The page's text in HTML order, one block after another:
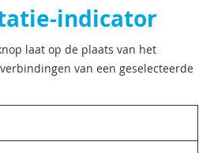
indicator
laat op de plaats van het
van een geselecteerde